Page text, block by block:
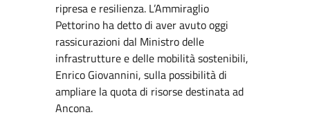
ripresa e resilienza. L’Ammiraglio
Pettorino ha detto di aver avuto oggi
rassicurazioni dal Ministro delle
infrastrutture e delle mobilità sostenibili,
Enrico Giovannini, sulla possibilità di
ampliare la quota di risorse destinata ad
Ancona.